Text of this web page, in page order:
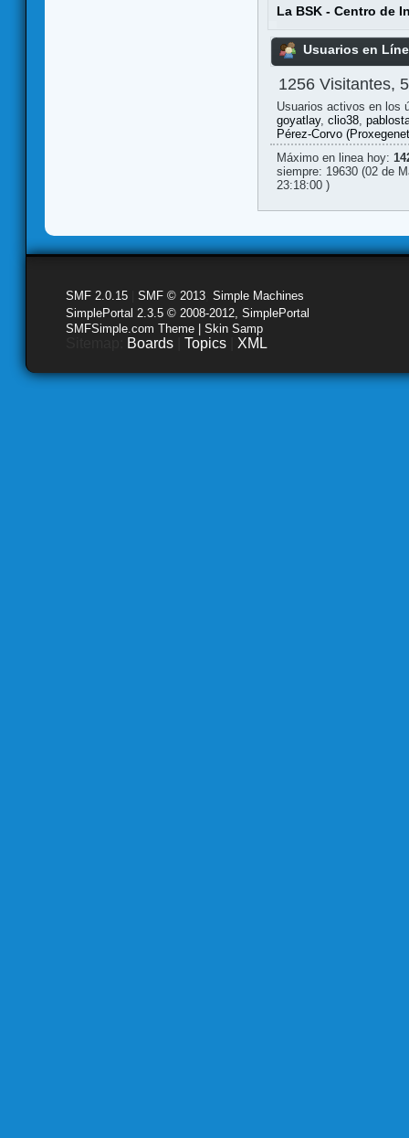
La BSK - Centro de
Usuarios en
1256 Visitantes,
Usuarios activos en los
goyatlay, clio38,
Pérez-Corvo
Máximo en linea hoy:
siempre: 19630 (02 de
23:18:00 )
SMF 2.0.15 SMF © 2013 Simple Machines
SimplePortal 2.3.5 © 2008-2012, SimplePortal
SMFSimple.com Theme | Skin Samp
Boards Topics XML